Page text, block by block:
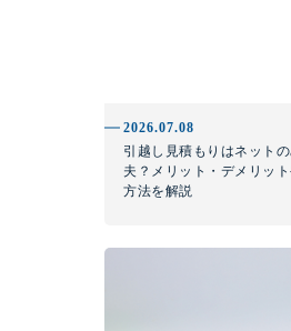
2026.07.08
引越し見積もりはネット
夫？メリット・デメリッ
方法を解説